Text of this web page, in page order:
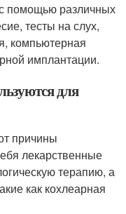
помощью различных
тесты на слух,
компьютерная
имплантации.
для
причины
лекарственные
терапию, а
как кохлеарная